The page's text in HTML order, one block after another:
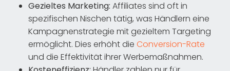
Gezieltes Marketing: Affiliates sind oft in
spezifischen Nischen tätig, was Händlern eine
Kampagnenstrategie mit gezieltem Targeting
ermöglicht. Dies erhöht die Conversion-Rate
und die Effektivität ihrer Werbemaßnahmen.